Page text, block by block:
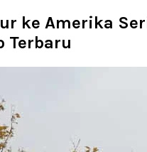
ke Amerika
Terbaru